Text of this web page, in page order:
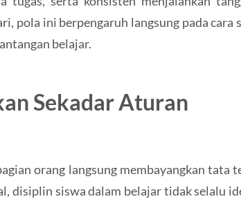
pola ini berpengaruh langsung pada cara
belajar.
Sekadar Aturan
orang langsung membayangkan tata
disiplin siswa dalam belajar tidak selalu